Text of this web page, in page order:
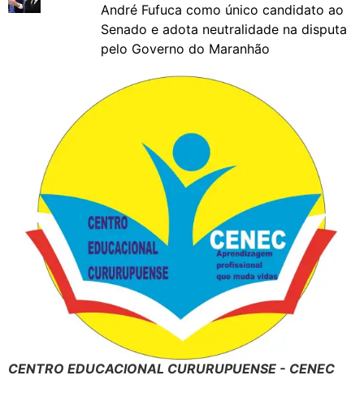
André Fufuca como único candidato ao
Senado e adota neutralidade na disputa
pelo Governo do Maranhão
CENTRO EDUCACIONAL CURURUPUENSE - CENEC